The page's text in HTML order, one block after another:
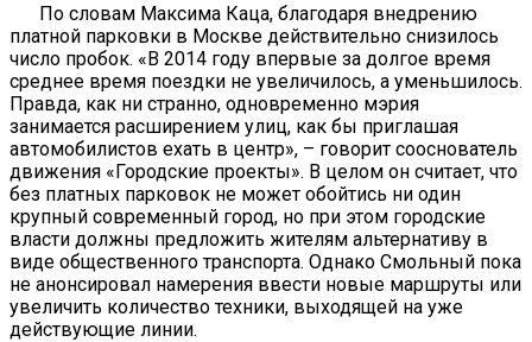
По словам Максима Каца, благодаря внедрению
платной парковки в Москве действительно снизилось
число пробок. «В 2014 году впервые за долгое время
среднее время поездки не увеличилось, а уменьшилось.
Правда, как ни странно, одновременно мэрия
занимается расширением улиц, как бы приглашая
автомобилистов ехать в центр», – говорит сооснователь
движения «Городские проекты». В целом он считает, что
без платных парковок не может обойтись ни один
крупный современный город, но при этом городские
власти должны предложить жителям альтернативу в
виде общественного транспорта. Однако Смольный пока
не анонсировал намерения ввести новые маршруты или
увеличить количество техники, выходящей на уже
действующие линии.